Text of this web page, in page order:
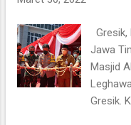
dalam
Jawa
Masjid
Gresik.